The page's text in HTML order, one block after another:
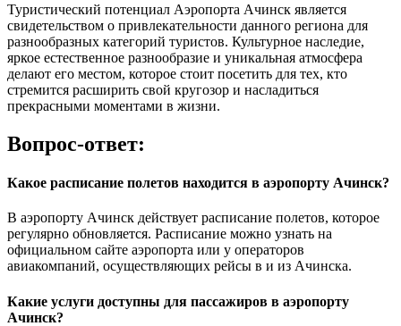
Туристический потенциал Аэропорта Ачинск является
свидетельством о привлекательности данного региона для
разнообразных категорий туристов. Культурное наследие,
яркое естественное разнообразие и уникальная атмосфера
делают его местом, которое стоит посетить для тех, кто
стремится расширить свой кругозор и насладиться
прекрасными моментами в жизни.
Вопрос-ответ:
Какое расписание полетов находится в аэропорту Ачинск?
В аэропорту Ачинск действует расписание полетов, которое
регулярно обновляется. Расписание можно узнать на
официальном сайте аэропорта или у операторов
авиакомпаний, осуществляющих рейсы в и из Ачинска.
Какие услуги доступны для пассажиров в аэропорту
Ачинск?